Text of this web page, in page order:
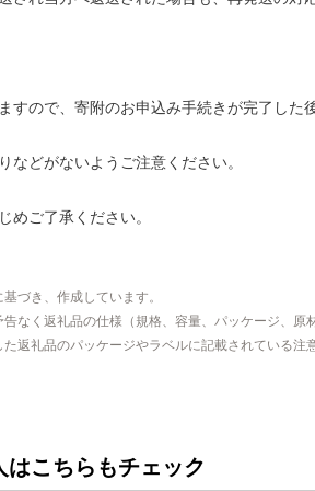
すので、寄附のお申込み手続きが完了した
などがないようご注意ください。
めご了承ください。
づき、作成しています。
なく返礼品の仕様（規格、容量、パッケージ、原
返礼品のパッケージやラベルに記載されている注
こちらもチェック